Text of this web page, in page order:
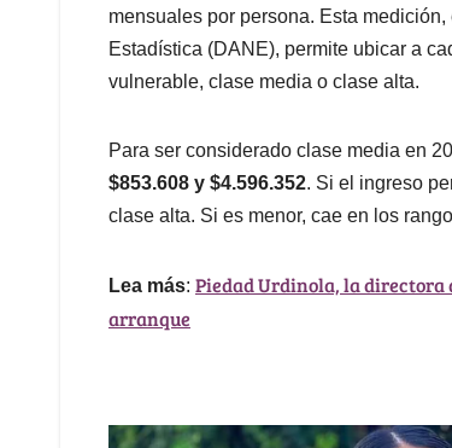
p
p
o
k
I
n
s
mensuales por persona. Esta
Estadística (DANE), permite ubicar a
vulnerable, clase media o clase alta.
Para ser considerado clase media en
$853.608 y $4.596.352. Si el ingreso
clase alta. Si es menor, cae en los
Lea más: Piedad Urdinola, la directora
arranque